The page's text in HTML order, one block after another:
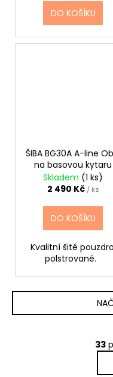
DO KOŠÍKU
ŠIBA BG30A A-line Obal
na basovou kytaru
Skladem (1 ks)
2 490 Kč / ks
DO KOŠÍKU
Kvalitní šité
polstrované.
33